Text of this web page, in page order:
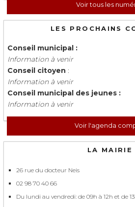
Voir tous les
LES PROCHAINS
Conseil municipal :
Information à venir
Conseil citoyen :
Information à venir
Conseil municipal des jeunes :
Information à venir
Voir l'agenda
LA MAIRIE
26 rue du docteur Neis
02 98 70 40 66
Du lundi au vendredi: de 09h à 12h et de